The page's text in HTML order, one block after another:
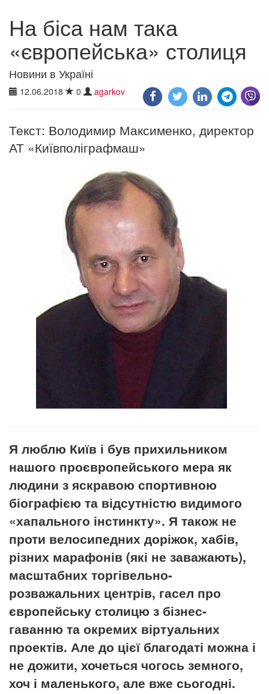
На біса нам така
«європейська» столиця
Новини в Україні
12.06.2018 0 agarkov
Текст: Володимир Максименко, директор
АТ «Київполіграфмаш»
Я люблю Київ і був прихильником
нашого проєвропейського мера як
людини з яскравою спортивною
біографією та відсутністю видимого
«хапального інстинкту». Я також не
проти велосипедних доріжок, хабів,
різних марафонів (які не заважають),
масштабних торгівельно-
розважальних центрів, гасел про
європейську столицю з бізнес-
гаванню та окремих віртуальних
проектів. Але до цієї благодаті можна і
не дожити, хочеться чогось земного,
хоч і маленького, але вже сьогодні.